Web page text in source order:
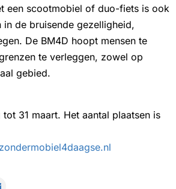
een scootmobiel of duo-fiets is ook
in de bruisende gezelligheid,
De BM4D hoopt mensen te
te verleggen, zowel op
gebied.
31 maart. Het aantal plaatsen is